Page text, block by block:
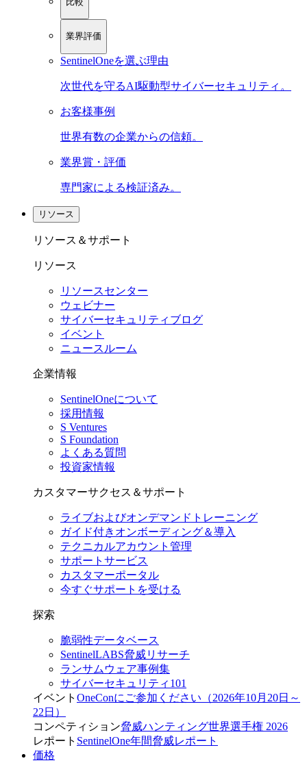
業界評価
SentinelOneを選ぶ理由
次世代を守るAI駆動型サイバーセキュリティ。
お客様事例
世界有数の企業からの信頼。
業界賞・評価
専門家による検証済み。
リソース
リソース＆サポート
リソース
リソースセンター
ウェビナー
サイバーセキュリティブログ
イベント
ニュースルーム
企業情報
SentinelOneについて
採用情報
S Ventures
S Foundation
よくある質問
投資家情報
カスタマーサクセス＆サポート
ライブおよびオンデマンドトレーニング
ガイド付きオンボーディング＆導入
テクニカルアカウント管理
サポートサービス
カスタマーポータル
今すぐサポートを受ける
探索
脆弱性データベース
SentinelLABS脅威リサーチ
ランサムウェア事例集
サイバーセキュリティ101
イベント OneConにご参加ください（2026年10月20日～
22日）
コンペティション脅威ハンティング世界選手権 2026
レポート SentinelOne年間脅威レポート
価格